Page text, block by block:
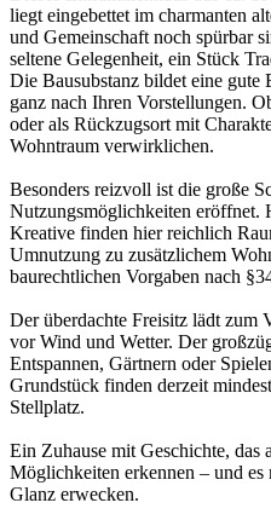
liegt eingebettet im charmanten
und Gemeinschaft noch spürbar
seltene Gelegenheit, ein Stück
Die Bausubstanz bildet eine gute
ganz nach Ihren Vorstellungen.
oder als Rückzugsort mit
Wohntraum verwirklichen.
Besonders reizvoll ist die große
Nutzungsmöglichkeiten eröffnet.
Kreative finden hier reichlich
Umnutzung zu zusätzlichem
baurechtlichen Vorgaben nach
Der überdachte Freisitz lädt zum
vor Wind und Wetter. Der
Entspannen, Gärtnern oder
Grundstück finden derzeit
Stellplatz.
Ein Zuhause mit Geschichte, das
Möglichkeiten erkennen – und
Glanz erwecken.